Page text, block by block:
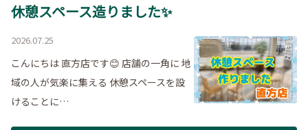
休憩スペース造りました✨
2026.07.25
こんにちは 直方店です😊 店舗の一角に 地
域の人が気楽に集える 休憩スペースを設
けることに…